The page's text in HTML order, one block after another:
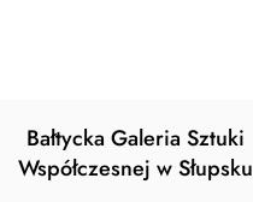
Bałtycka Galeria Sztuki
Współczesnej w Słupsku